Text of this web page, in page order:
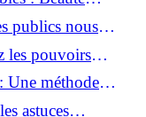
publics nous
surprenantes!
les pouvoirs
Une méthode
astuces